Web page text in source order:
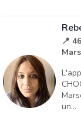
📍
un...